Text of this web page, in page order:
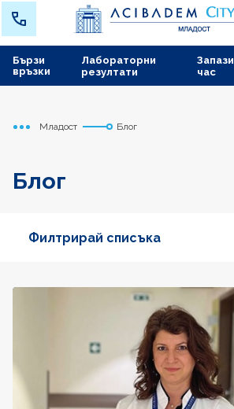
Лабораторни
резултати
Запази
час
Бързи
връзки
Начало
Младост Блог
Блог
Филтрирай списъка